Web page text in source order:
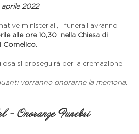
aprile 2022
ministeriali, i funerali avranno
alle ore 10,30
nella Chiesa di
Comelico.
si proseguirà per la cremazione.
vorranno onorarne la memoria.
Onoranze Funebri